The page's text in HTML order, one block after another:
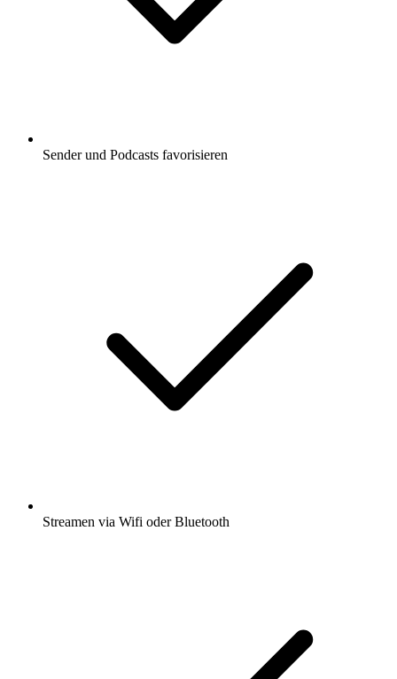
Sender und Podcasts favorisieren
Streamen via Wifi oder Bluetooth